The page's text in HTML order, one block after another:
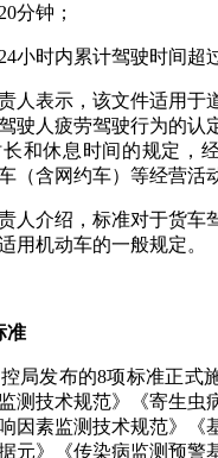
分钟；
小时内累计驾驶时间超
人表示，该文件适用于
驶人疲劳驾驶行为的认
和休息时间的规定，
（含网约车）等经营活
人介绍，标准对于货车
用机动车的一般规定。
准
局发布的8项标准正式
测技术规范》《寄生虫
因素监测技术规范》《
元》《传染病监测预警